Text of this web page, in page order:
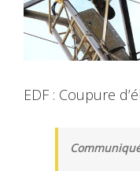
EDF : Coupure
Communiqué